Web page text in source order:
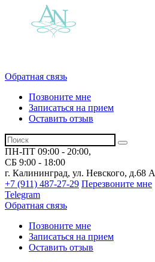
Обратная связь
Позвоните мне
Записаться на прием
Оставить отзыв
ПН-ПТ 09:00 - 20:00,
СБ 9:00 - 18:00
г. Калининград, ул. Невского, д.68 А
+7 (911) 487-27-29 Перезвоните мне
Telegram
Обратная связь
Позвоните мне
Записаться на прием
Оставить отзыв